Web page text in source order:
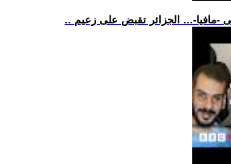
-مافيا-... الجزائر تقبض على زعيم